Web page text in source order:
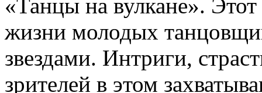
«Танцы на вулкане».
жизни молодых
звездами. Интриги,
зрителей в этом